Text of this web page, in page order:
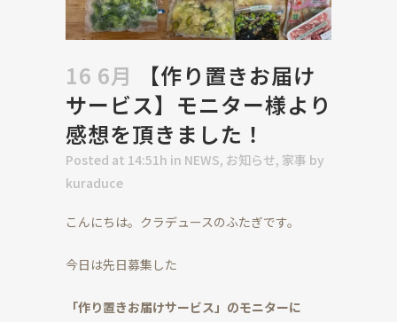
16 6月
【作り置きお届け
サービス】モニター様より
感想を頂きました！
Posted at 14:51h in NEWS, お知らせ, 家事 by
kuraduce
こんにちは。クラデュースのふたぎです。
今日は先日募集した
「作り置きお届けサービス」のモニターに